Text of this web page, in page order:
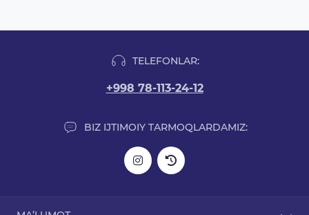
TELEFONLAR:
+998 78-113-24-12
BIZ IJTIMOIY TARMOQLARDAMIZ: